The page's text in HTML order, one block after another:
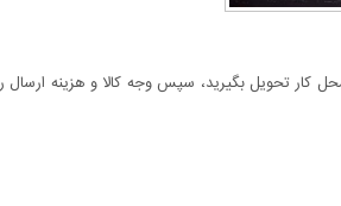
تحویل بگیرید، سپس وجه کالا و هزینه ارسال